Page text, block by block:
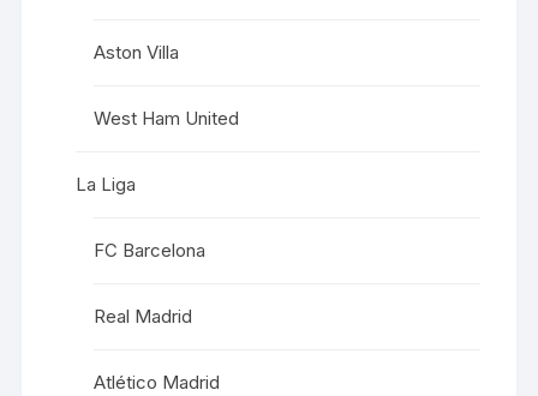
Aston Villa
West Ham United
La Liga
FC Barcelona
Real Madrid
Atlético Madrid